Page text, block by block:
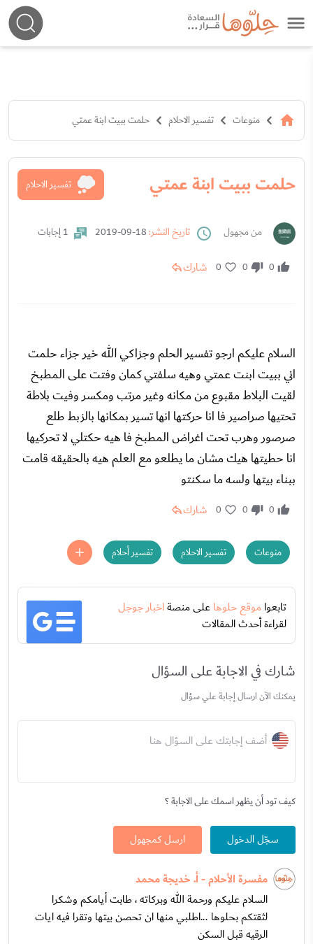
منوعات تفسير الاحلام حلمت ببيت ابنة عمتي
حلمت ببيت ابنة عمتي تفسير الاحلام
من مجهول تاريخ النشر: 1 إجابات
0
0
0 شارك
السلام عليكم ارجو تفسير الحلم وجزاكي الله خير جزاء حلمت
اني ببيت ابنت عمتي وهيه سلفتي كمان وفتت على المطبخ
لقيت البلاط مقبوع من مكانه وغير مرتب ومكسر وفيت بلاطة
تحتيها صراصير فا انا حركتها انها تسير بمكانها بالزبط طلع
صرصور وهرب تحت اغراض المطبخ فا هيه حكتلي لا تحركيها
انا حطيتها هيك مشان ما يطلعو مع العلم هيه بالحقيقه قامت
ببناء بيتها ولسه ما سكنتو
0
0
0 شارك
منوعات تفسير الاحلام تفسير أحلام
تابعواموقع حلوهاعلى منصةاخبار جوجل
لقراءة أحدث المقالات
شارك في الاجابة على السؤال
يمكنك الآن ارسال إجابة علي سؤال
أضف إجابتك على السؤال هنا
كيف تود أن يظهر اسمك على الاجابة ؟
سجّل الدخول ارسل كمجهول
مفسرة الأحلام - أ. خديجة محمد
السلام عليكم ورحمة الله وبركاته ، طابت أيامكم وشكرا
لثقتكم بحلوها ...اطلبي منها ان تحصن بيتها وتقرا فيه ايات
الرقيه قبل السكن